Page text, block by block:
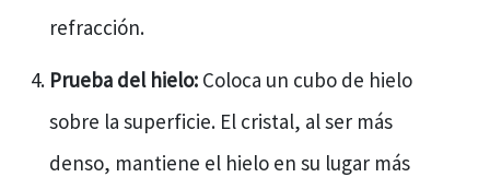
refracción.
Prueba del hielo: Coloca un cubo de hielo
sobre la superficie. El cristal, al ser más
denso, mantiene el hielo en su lugar más